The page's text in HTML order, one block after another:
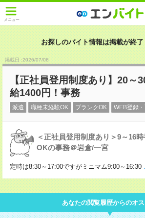
メニュー
お探しのバイト情報は掲載が終了
掲載日 :2026/07/08
【正社員登用制度あり】20～
給1400円！事務
派遣 職種未経験OK ブランクOK WEB登録
＜正社員登用制度あり＞9～16
OKの事務＠岩倉/一宮
定時は8:30～17:00ですがミニマム9:00～16:30
あなたの閲覧履歴からのオス